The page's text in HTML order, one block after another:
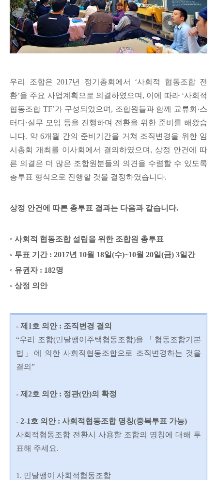
우리 조합은 2017년 정기총회에서 ‘사회적 협동조합 전
환’을 주요 사업계획으로 의결하였으며, 이에 따라 ‘사회적
협동조합 TF’가 구성되었으며, 조합원들과 함께 교류회·스
터디·실무 모임 등을 진행하며 전환을 위한 준비를 해왔습
니다. 약 6개월 간의 준비기간을 거쳐 조직변경을 위한 임
시총회 개최를 이사회에서 결의하였으며, 상정 안건에 따
른 의결은 더 많은 조합원분들의 의견을 수렴할 수 있도록
총투표 형식으로 진행할 것을 결정하였습니다.
상정 안건에 따른 총투표 결과는 다음과 같습니다.
◦ 사회적 협동조합 설립을 위한 조합원 총투표
◦ 투표 기간 : 2017년 10월 18일(수)~10월 20일(금) 3일간
◦ 유권자 : 182명
◦ 상정 의안
- 제1호 의안 : 조직변경 결의
“우리 조합(민달팽이주택협동조합)을 「협동조합기본
법」에 의한 사회적협동조합으로 조직변경하는 것을
결의”
- 제2호 의안 : 정관(안)의 확정
- 2-1호 의안 : 사회적협동조합 명칭(중복투표 가능)
사회적협동조합 전환시 사용할 조합의 명칭에 대해 투
표해 주세요.
1. 민달팽이 사회적협동조합